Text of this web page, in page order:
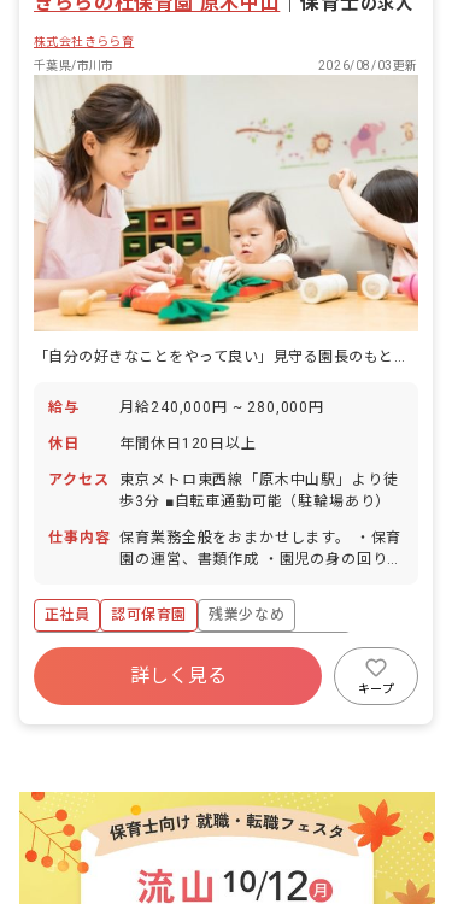
株式会社きらら育
千葉県/市川市
2026/08/03更新
給与 月給240,000円 ~ 280,000円
休日 年間休日120日以上
アクセス
東京メトロ東西線「原木中山駅」より徒
歩3分 ■自転車通勤可能（駐輪場あり）
仕事内容 保育業務全般をおまかせします。 ・保育
園の運営、書類作成 ・園児の身の回りの
てもらう ・園児と遊ぶことで健やかな成
長を手助けする など、子どもを健康・安
全に預かり、子どもの成長の手助けをす
るお仕事です。
正社員 認可保育園
残業少なめ
ボーナス・賞与あり
年間休日120日以上
寮・住宅・家賃補助あり
社会保険完備
詳しく見る
キープ